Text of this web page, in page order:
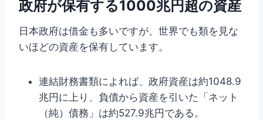
政府が保有する1000兆円超の資産
日本政府は借金も多いですが、世界でも類を見な
いほどの資産を保有しています。
連結財務書類によれば、政府資産は約1048.9
兆円に上り、負債から資産を引いた「ネット
（純）債務」は約527.9兆円である。